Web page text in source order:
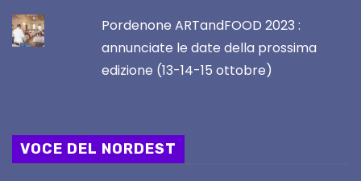
Pordenone ARTandFOOD 2023 :
annunciate le date della prossima
edizione (13-14-15 ottobre)
VOCE DEL NORDEST